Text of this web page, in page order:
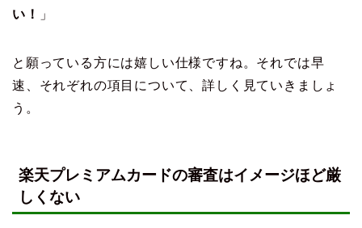
い！
」
と願っている方には嬉しい仕様ですね。それでは早
速、それぞれの項目について、詳しく見ていきましょ
う。
楽天プレミアムカードの審査はイメージほど厳
しくない